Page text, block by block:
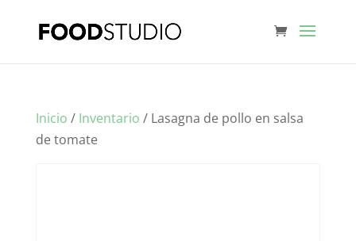
Inicio / Inventario / Lasagna de pollo en salsa
de tomate